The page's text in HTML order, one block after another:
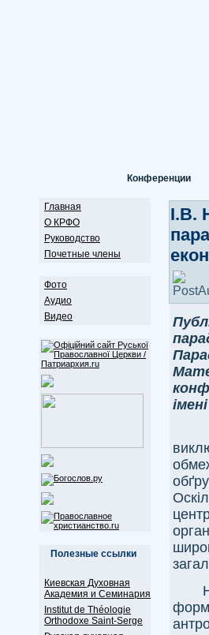
Конференции
Главная
О КРФО
Руководство
Почетные члены
Фото
Аудио
Видео
Полезные ссылки
Киевская Духовная
Академия и Семинария
Institut de Théologie
Orthodoxe Saint-Serge
І.В.